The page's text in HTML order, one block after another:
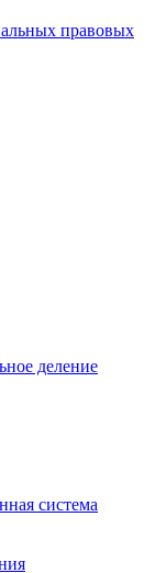
правовых
деление
система